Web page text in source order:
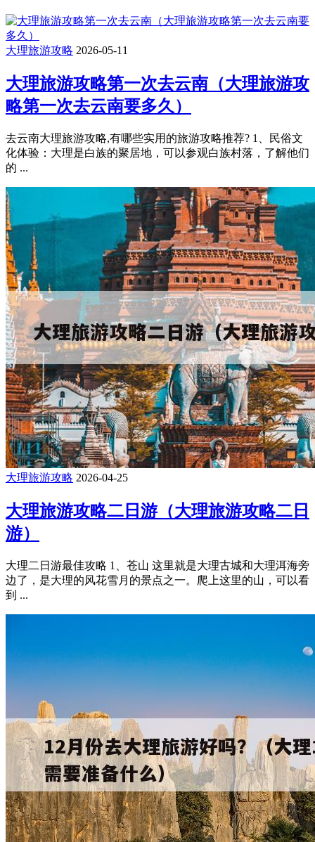
大理旅游攻略 2026-05-11
大理旅游攻略第一次去云南（大理旅游攻
略第一次去云南要多久）
去云南大理旅游攻略,有哪些实用的旅游攻略推荐? 1、民俗文
化体验：大理是白族的聚居地，可以参观白族村落，了解他们
的 ...
大理旅游攻略 2026-04-25
大理旅游攻略二日游（大理旅游攻略二日
游）
大理二日游最佳攻略 1、苍山 这里就是大理古城和大理洱海旁
边了，是大理的风花雪月的景点之一。爬上这里的山，可以看
到 ...